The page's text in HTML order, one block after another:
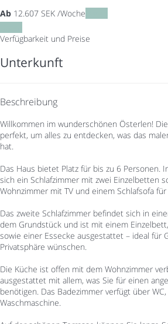
Ab 12.607 SEK /Woche
Verfügbarkeit und Preise
Unterkunft
Beschreibung
Willkommen im wunderschönen Österlen!
perfekt, um alles zu entdecken, was das
hat.
Das Haus bietet Platz für bis zu 6 Personen.
sich ein Schlafzimmer mit zwei Einzelbetten
Wohnzimmer mit TV und einem Schlafsofa
Das zweite Schlafzimmer befindet sich in
dem Grundstück und ist mit einem
sowie einer Essecke ausgestattet – ideal für
Privatsphäre wünschen.
Die Küche ist offen mit dem Wohnzimmer
ausgestattet mit allem, was Sie für einen
benötigen. Das Badezimmer verfügt über
Waschmaschine.